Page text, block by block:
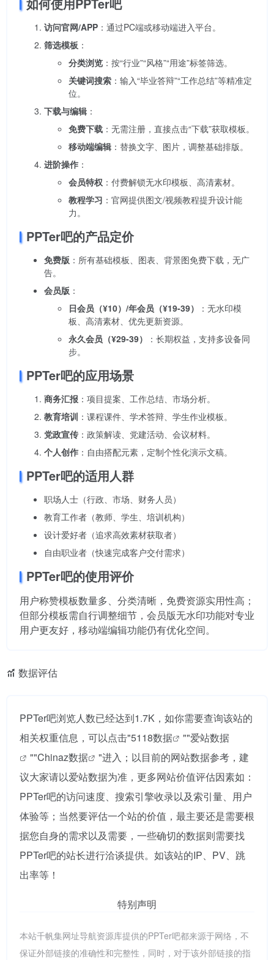
访问官网/APP ：通过PC端或移动端进入平台。
筛选模板 ：
分类浏览 ：按“行业”“风格”“用途”标签筛选。
关键词搜索 ：输入“毕业答辩”“工作总结”等精准定
位。
下载与编辑 ：
免费下载 ：无需注册，直接点击“下载”获取模板。
移动端编辑 ：替换文字、图片，调整基础排版。
进阶操作 ：
会员特权 ：付费解锁无水印模板、高清素材。
教程学习 ：官网提供图文/视频教程提升设计能
力。
PPTer吧的产品定价
免费版 ：所有基础模板、图表、背景图免费下载，无广
告。
会员版 ：
日会员（¥10）/年会员（¥19-39）
：无水印模
板、高清素材、优先更新资源。
永久会员（¥29-39）
：长期权益，支持多设备同
步。
PPTer吧的应用场景
商务汇报 ：项目提案、工作总结、市场分析。
教育培训 ：课程课件、学术答辩、学生作业模板。
党政宣传 ：政策解读、党建活动、会议材料。
个人创作 ：自由搭配元素，定制个性化演示文稿。
PPTer吧的适用人群
职场人士（行政、市场、财务人员）
教育工作者（教师、学生、培训机构）
设计爱好者（追求高效素材获取者）
自由职业者（快速完成客户交付需求）
PPTer吧的使用评价
用户称赞模板数量多、分类清晰，免费资源实用性高；
但部分模板需自行调整细节，会员版无水印功能对专业
用户更友好，移动端编辑功能仍有优化空间。
数据评估
PPTer吧浏览人数已经达到1.7K，如你需要查询该站的
相关权重信息，可以点击"5118数据 ""爱站数据
""Chinaz数据
"进入；以目前的网站数据参考，建
议大家请以爱站数据为准，更多网站价值评估因素如：
PPTer吧的访问速度、搜索引擎收录以及索引量、用户
体验等；当然要评估一个站的价值，最主要还是需要根
据您自身的需求以及需要，一些确切的数据则需要找
PPTer吧的站长进行洽谈提供。如该站的IP、PV、跳
出率等！
特别声明
本站千帆集网址导航资源库提供的PPTer吧都来源于网络，不
保证外部链接的准确性和完整性，同时，对于该外部链接的指